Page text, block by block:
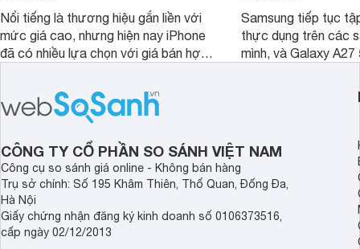
Nổi tiếng là thương hiệu gắn liền với
mức giá cao, nhưng hiện nay iPhone
đã có nhiều lựa chọn với giá bán hợp
cận sản phẩm chính hãng.
Samsung tiếp tục
thực dụng trên các
mình, và Galaxy
tới cho người dùng
lượng với nhiều
CÔNG TY CỔ PHẦN SO SÁNH VIỆT NAM
Công cụ so sánh giá online - Không bán hàng
Trụ sở chính: Số 195 Khâm Thiên, Thổ Quan, Đống Đa,
Hà Nội
Giấy chứng nhận đăng ký kinh doanh số 0106373516,
cấp ngày 02/12/2013